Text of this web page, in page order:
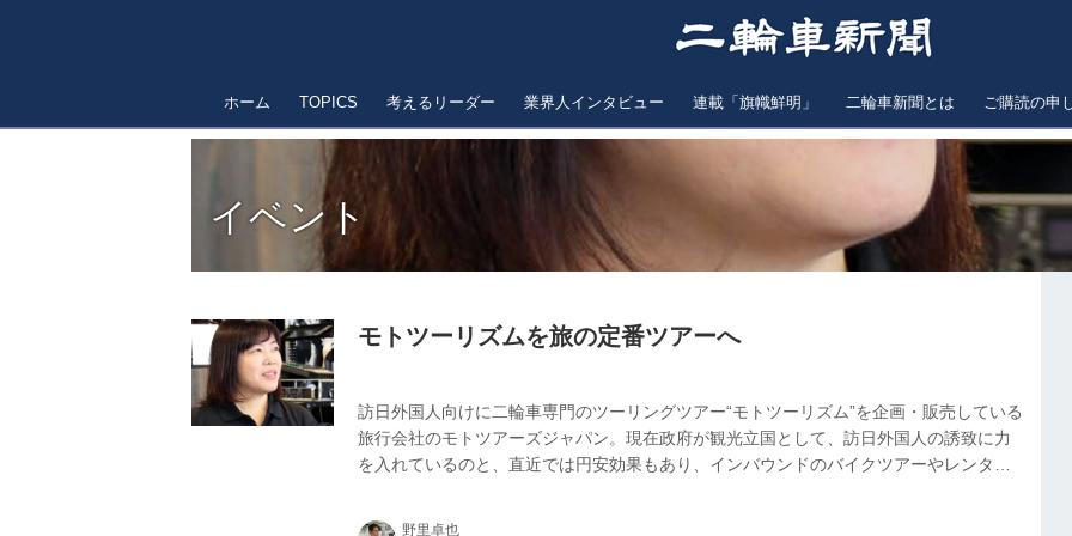
ホーム TOPICS 考えるリーダー 業界人インタビュー 連載「旗幟鮮明」 二輪車新聞とは ご購読の申
イベント
モトツーリズムを旅の定番ツアーへ
訪日外国人向けに二輪車専門のツーリングツアー“モトツーリズム”を企画・販売している
旅行会社のモトツアーズジャパン。現在政府が観光立国として、訪日外国人の誘致に力
を入れているのと、直近では円安効果もあり、インバウンドのバイクツアーやレンタル
のツアーや今後の展開について話を聞いた。
野里卓也